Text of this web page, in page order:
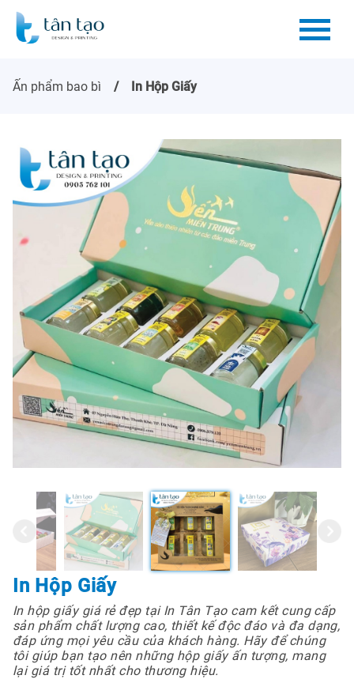
Ấn phẩm bao bì In Hộp Giấy
In Hộp Giấy
In hộp giấy giá rẻ đẹp tại In Tân Tạo cam kết cung cấp
sản phẩm chất lượng cao, thiết kế độc đáo và đa dạng,
đáp ứng mọi yêu cầu của khách hàng. Hãy để chúng
tôi giúp bạn tạo nên những hộp giấy ấn tượng, mang
lại giá trị tốt nhất cho thương hiệu.